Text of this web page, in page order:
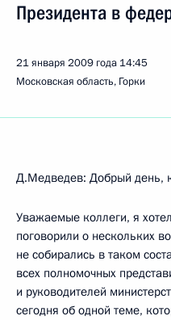
Президента в
21 января 2009 года 14:45
Московская область, Горки
Д.Медведев: Добрый день,
Уважаемые коллеги, я
поговорили о нескольких
не собирались в таком
всех полномочных
и руководителей
сегодня об одной теме,